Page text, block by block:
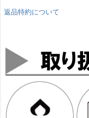
返品特約について